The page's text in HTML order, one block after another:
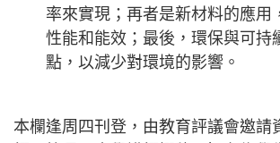
率來實現；再者是新材料的應用
性能和能效；最後，環保與可持
點，以減少對環境的影響。
本欄逢周四刊登，由教育評議會邀請